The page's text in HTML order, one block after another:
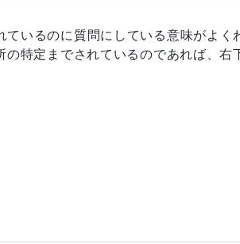
いるのに質問にしている意味がよく
の特定までされているのであれば、